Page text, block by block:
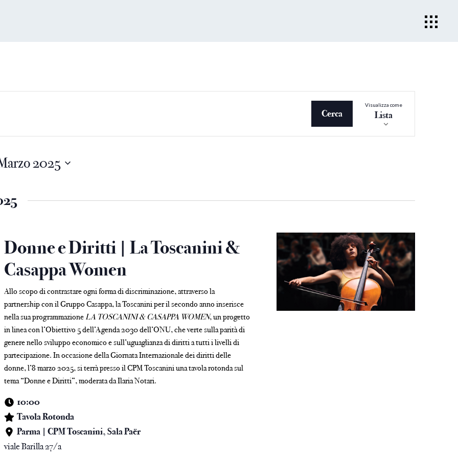
Cerca
Evento
Viste
Visualizza come
Lista
2025
Donne e Diritti | La Toscanini &
Casappa Women
Allo scopo di contrastare ogni forma di discriminazione, attraverso la
partnership con il Gruppo Casappa, la Toscanini per il secondo anno inserisce
nella sua programmazioneLA TOSCANINI & CASAPPA WOMEN, un progetto
in linea con l’Obiettivo 5 dell’Agenda 2030 dell’ONU, che verte sulla parità di
genere nello sviluppo economico e sull’uguaglianza di diritti a tutti i livelli di
partecipazione. In occasione della Giornata Internazionale dei diritti delle
donne, l’8 marzo 2025, si terrà presso il CPM Toscanini una tavola rotonda sul
tema “Donne e Diritti”, moderata da Ilaria Notari.
10:00
Tavola Rotonda
Parma | CPM Toscanini, Sala Paër
viale Barilla 27/a